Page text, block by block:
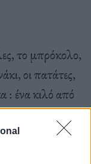
το μπρόκολο,
οι πατάτες,
: ένα κιλό από
πάνω από 0,3